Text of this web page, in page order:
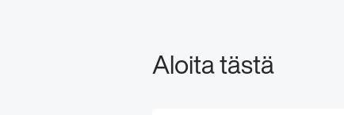
Aloita tästä